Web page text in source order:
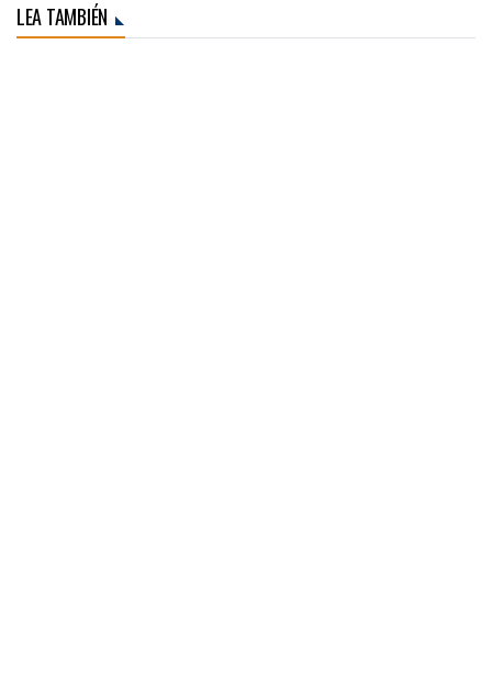
LEA TAMBIÉN